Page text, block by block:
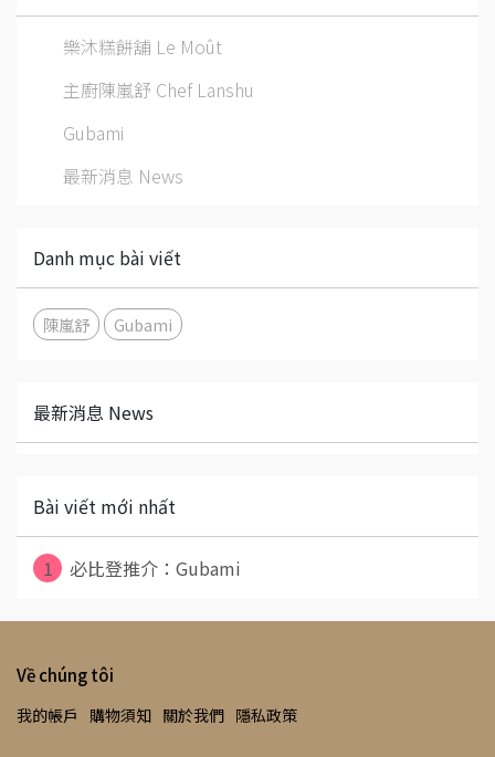
樂沐糕餅舖 Le Moût
主廚陳嵐舒 Chef Lanshu
Gubami
最新消息 News
Danh mục bài viết
陳嵐舒 Gubami
最新消息 News
Bài viết mới nhất
1 必比登推介：Gubami
Về chúng tôi
我的帳戶 購物須知 關於我們 隱私政策